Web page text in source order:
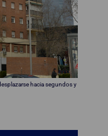
hacia segundos y